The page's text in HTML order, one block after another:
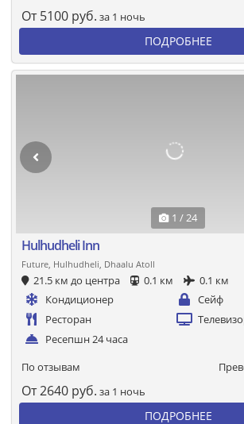
От 5100 руб. за 1 ночь
ПОДРОБНЕЕ
1 / 24
Hulhudheli Inn
Future, Hulhudheli, Dhaalu Atoll
21.5 км до центра 0.1 км
0.1 км
Кондиционер
Сейф
Ресторан
Ресепшн 24 часа
По отзывам
От2640 руб. за 1 ночь
ПОДРОБНЕЕ